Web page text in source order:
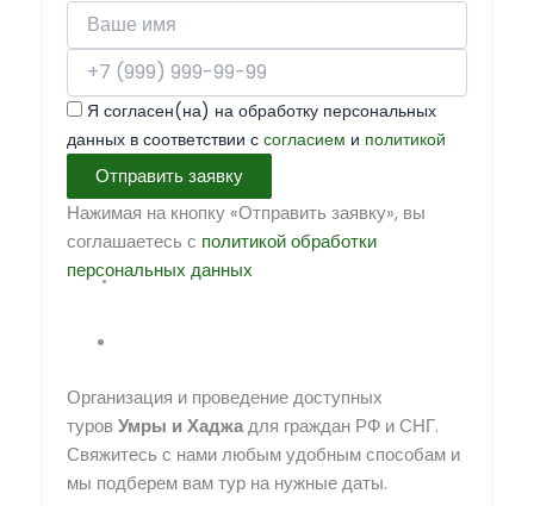
Я согласен(на) на обработку персональных
данных в соответствии с согласием и политикой
Отправить заявку
Нажимая на кнопку «Отправить заявку», вы
соглашаетесь с политикой обработки
персональных данных
Организация и проведение доступных
туров Умры и Хаджадля граждан РФ и СНГ.
Свяжитесь с нами любым удобным способам и
мы подберем вам тур на нужные даты.